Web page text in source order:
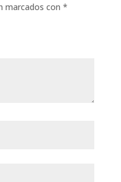
marcados con *